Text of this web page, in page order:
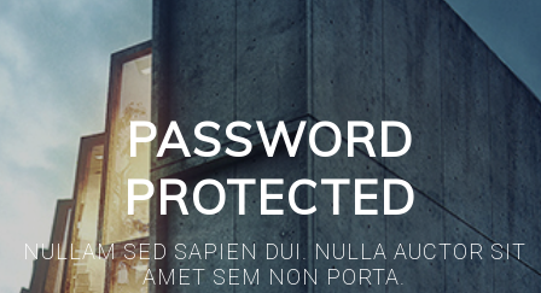
PASSWORD
PROTECTED
NULLAM SED SAPIEN DUI. NULLA AUCTOR SIT
AMET SEM NON PORTA.